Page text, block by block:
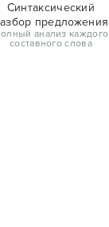
Синтаксический
предложения
анализ каждого
составного слова